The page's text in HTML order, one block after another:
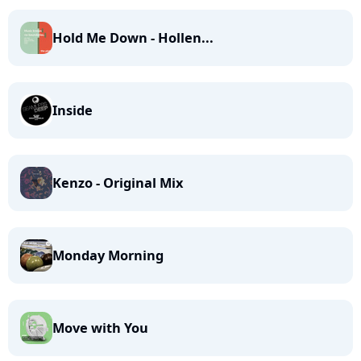
Hold Me Down - Hollen...
Inside
Kenzo - Original Mix
Monday Morning
Move with You